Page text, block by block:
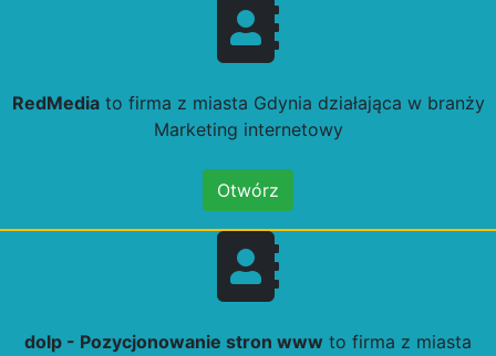
RedMediato firma z miasta Gdynia działająca w branży
Marketing internetowy
Otwórz
dolp - Pozycjonowanie stron www to firma z miasta